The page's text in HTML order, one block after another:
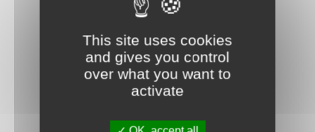
This site uses cookies
and gives you control
over what you want to
activate